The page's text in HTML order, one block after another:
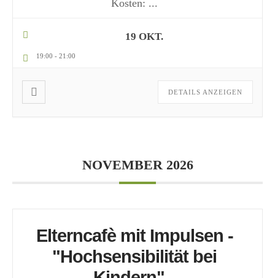
Kosten: ...
19 OKT.
19:00 - 21:00
DETAILS ANZEIGEN
NOVEMBER 2026
Elterncafè mit Impulsen -
"Hochsensibilität bei